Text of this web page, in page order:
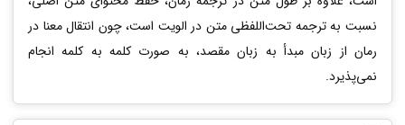
نسبت به ترجمه تحت‌اللفظی متن در الویت است، چون انتقال معنا در
رمان از زبان مبدأ به زبان مقصد، به صورت کلمه به کلمه انجام
نمی‌پذیرد.